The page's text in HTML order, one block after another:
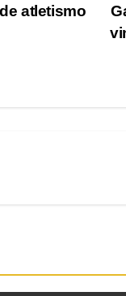
atletismo